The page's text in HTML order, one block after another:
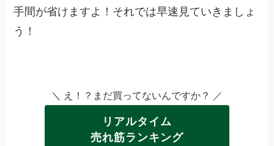
手間が省けますよ！それでは早速見ていきましょ
う！
＼ え！？まだ買ってないんですか？ ／
リアルタイム
売れ筋ランキング